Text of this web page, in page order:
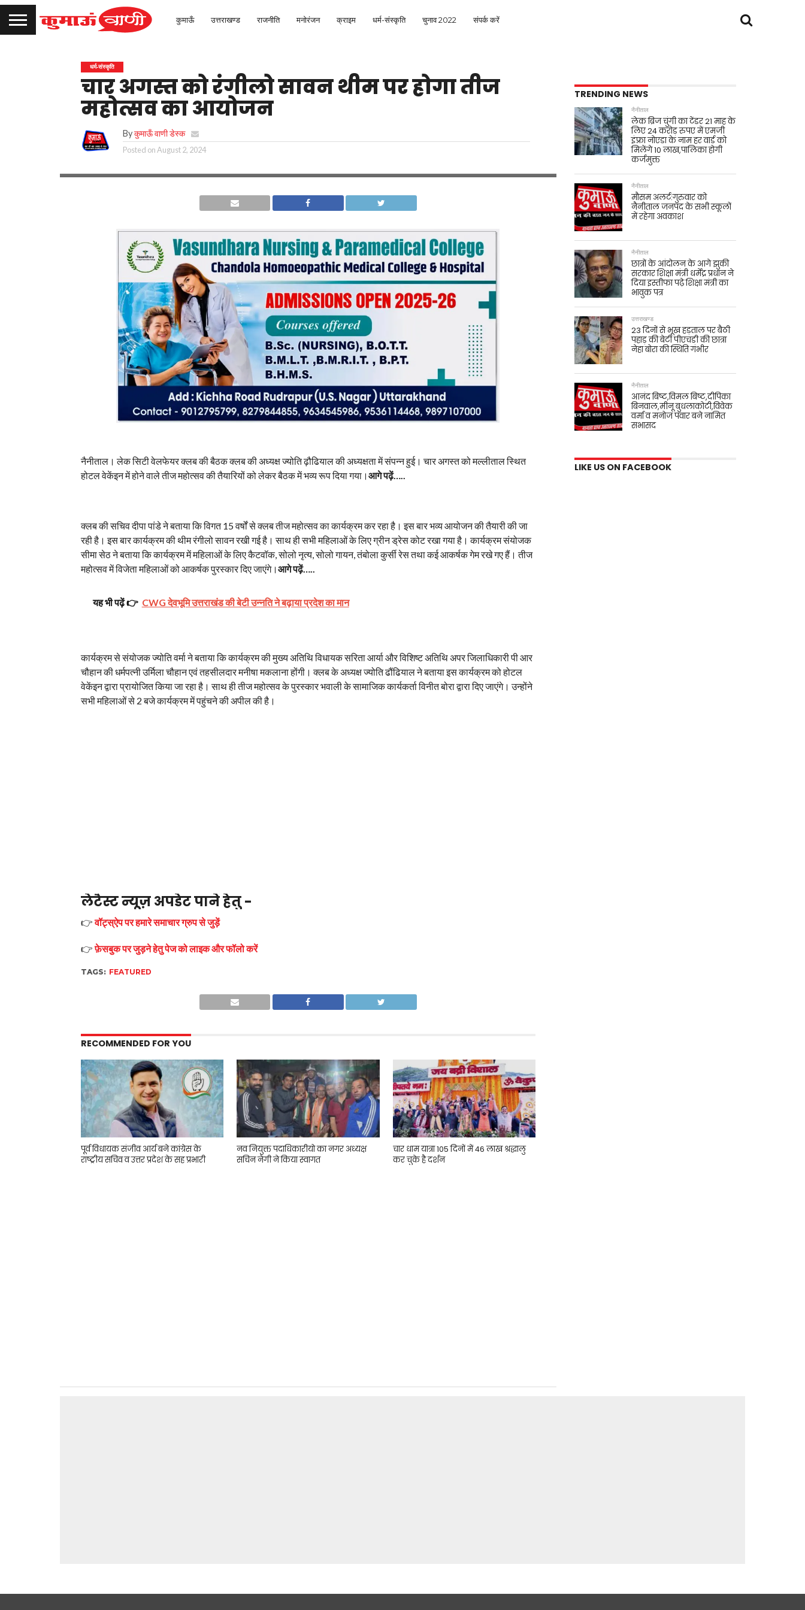
कुमाऊँ उत्तराखण्ड राजनीति मनोरंजन क्राइम धर्म-संस्कृति चुनाव 2022 संपर्क करें
धर्म-संस्कृति
चार अगस्त को रंगीलो सावन थीम पर होगा तीज
महोत्सव का आयोजन
Byकुमाऊँ वाणी डेस्क
Posted onAugust 2, 2024
नैनीताल। लेक सिटी वेलफेयर क्लब की बैठक क्लब की अध्यक्ष ज्योति ढ़ौढियाल की अध्यक्षता में संपन्न हुई। चार अगस्त को मल्लीताल स्थित
होटल वेकेंइन में होने वाले तीज महोत्सव की तैयारियों को लेकर बैठक में भव्य रूप दिया गया। आगे पढ़ें…..
क्लब की सचिव दीपा पांडे ने बताया कि विगत 15 वर्षों से क्लब तीज महोत्सव का कार्यक्रम कर रहा है। इस बार भव्य आयोजन की तैयारी की जा
रही है। इस बार कार्यक्रम की थीम रंगीलो सावन रखी गई है। साथ ही सभी महिलाओं के लिए ग्रीन ड्रेस कोट रखा गया है। कार्यक्रम संयोजक
सीमा सेठ ने बताया कि कार्यक्रम में महिलाओं के लिए कैटवॉक, सोलो नृत्य, सोलो गायन, तंबोला कुर्सी रेस तथा कई आकर्षक गेम रखे गए हैं। तीज
महोत्सव में विजेता महिलाओं को आकर्षक पुरस्कार दिए जाएंगे। आगे पढ़ें…..
यह भी पढ़ें 👉 CWG देवभूमि उत्तराखंड की बेटी उन्नति ने बढ़ाया प्रदेश का मान
कार्यक्रम से संयोजक ज्योति वर्मा ने बताया कि कार्यक्रम की मुख्य अतिथि विधायक सरिता आर्या और विशिष्ट अतिथि अपर जिलाधिकारी पी आर
चौहान की धर्मपत्नी उर्मिला चौहान एवं तहसीलदार मनीषा मकलाना होंगी। क्लब के अध्यक्ष ज्योति ढौंढियाल ने बताया इस कार्यक्रम को होटल
वेकेंइन द्वारा प्रायोजित किया जा रहा है। साथ ही तीज महोत्सव के पुरस्कार भवाली के सामाजिक कार्यकर्ता विनीत बोरा द्वारा दिए जाएंगे। उन्होंने
सभी महिलाओं से 2 बजे कार्यक्रम में पहुंचने की अपील की है।
लेटैस्ट न्यूज़ अपडेट पाने हेतु -
👉वॉट्स्ऐप पर हमारे समाचार ग्रुप से जुड़ें
👉फ़ेसबुक पर जुड़ने हेतु पेज को लाइक और फॉलो करें
TAGS: FEATURED
RECOMMENDED FOR YOU
पूर्व विधायक संजीव आर्य बने कांग्रेस के
राष्ट्रीय सचिव व उत्तर प्रदेश के सह प्रभारी
नव नियुक्त पदाधिकारीयो का नगर अध्यक्ष
सचिन नेगी ने किया स्वागत
चार धाम यात्रा 105 दिनों में 46 लाख श्रद्धालु
कर चुके है दर्शन
TRENDING NEWS
नैनीताल
लेक ब्रिज चुंगी का टेंडर 21 माह के
लिए 24 करोड़ रुपए में एमजी
इंफ़्रा नोएडा के नाम हर वार्ड को
मिलेंगे 10 लाख,पालिका होगी
कर्जमुक्त
नैनीताल
मौसम अलर्ट:गुरुवार को
नैनीताल जनपद के सभी स्कूलों
में रहेगा अवकाश
नैनीताल
छात्रों के आंदोलन के आगे झुकी
सरकार शिक्षा मंत्री धर्मेंद्र प्रधान ने
दिया इस्तीफा पढ़े शिक्षा मंत्री का
भावुक पत्र
उत्तराखण्ड
23 दिनों से भूख हड़ताल पर बैठी
पहाड़ की बेटी पीएचडी की छात्रा
नेहा बोरा की स्थिति गंभीर
नैनीताल
आनंद बिष्ट,विमल बिष्ट,दीपिका
बिनवाल,मीनू बुधलाकोटी,विवेक
वर्मा व मनोज पंवार बने नामित
सभासद
LIKE US ON FACEBOOK